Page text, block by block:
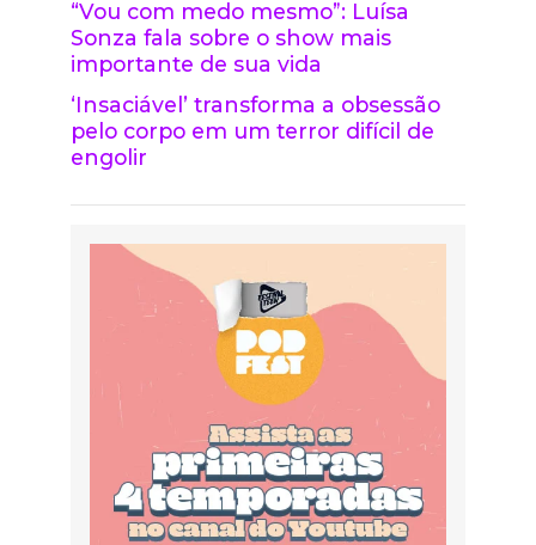
“Vou com medo mesmo”: Luísa
Sonza fala sobre o show mais
importante de sua vida
‘Insaciável’ transforma a obsessão
pelo corpo em um terror difícil de
engolir